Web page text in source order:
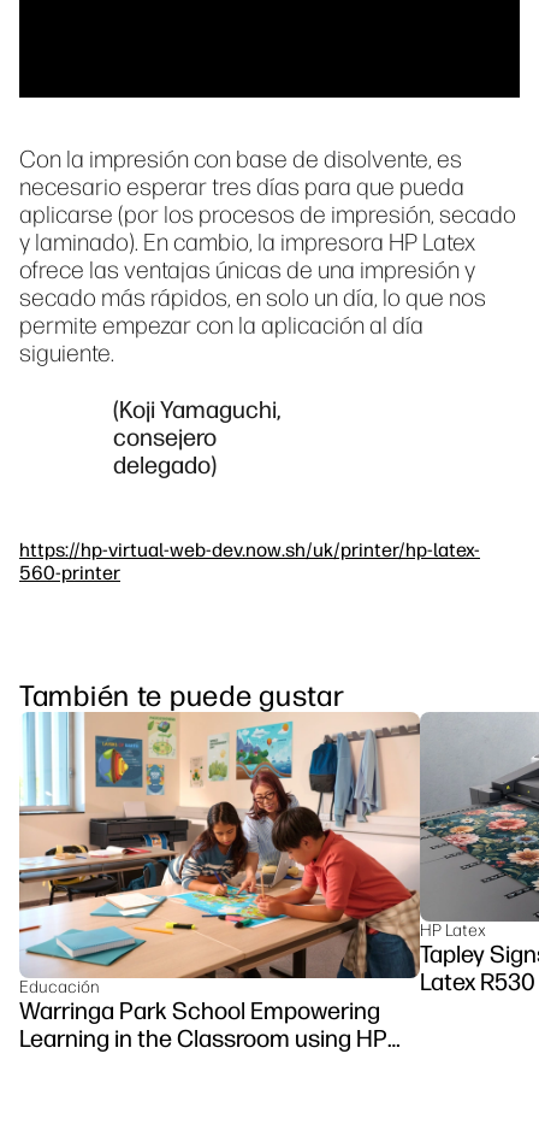
Con la impresión con base de disolvente, es
necesario esperar tres días para que pueda
aplicarse (por los procesos de impresión, secado
y laminado). En cambio, la impresora HP Latex
ofrece las ventajas únicas de una impresión y
secado más rápidos, en solo un día, lo que nos
permite empezar con la aplicación al día
siguiente.
(Koji Yamaguchi,
consejero
delegado)
https://hp-virtual-web-dev.now.sh/uk/printer/hp-latex-
560-printer
También te puede gustar
Educación
Warringa Park School Empowering
Learning in the Classroom using HP
HP Latex
Tapley
Latex